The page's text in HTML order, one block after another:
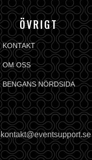
ÖVRIGT
KONTAKT
OM OSS
BENGANS NÖRDSIDA
kontakt@eventsupport.se